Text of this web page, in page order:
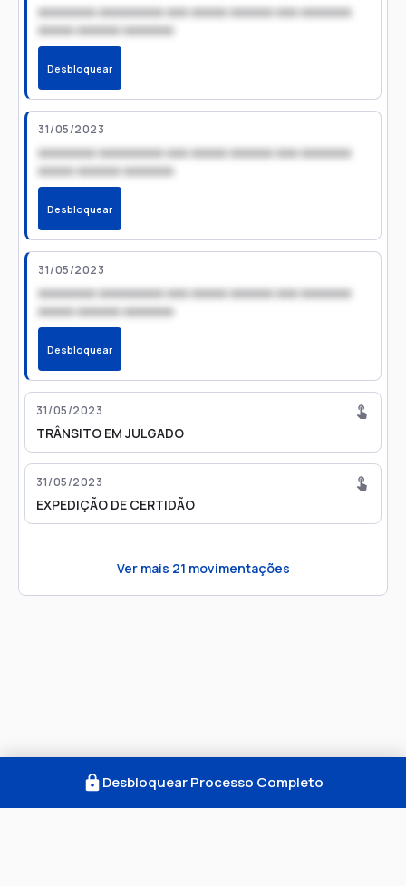
xxxxxxxx xxxxxxxxx xxx xxxxx xxxxxx xxx xxxxxxx
xxxxx xxxxxx xxxxxxx
Desbloquear
31/05/2023
xxxxxxxx xxxxxxxxx xxx xxxxx xxxxxx xxx xxxxxxx
xxxxx xxxxxx xxxxxxx
Desbloquear
31/05/2023
xxxxxxxx xxxxxxxxx xxx xxxxx xxxxxx xxx xxxxxxx
xxxxx xxxxxx xxxxxxx
Desbloquear
31/05/2023
TRÂNSITO EM JULGADO
31/05/2023
EXPEDIÇÃO DE CERTIDÃO
Ver mais 21 movimentações
Desbloquear Processo Completo